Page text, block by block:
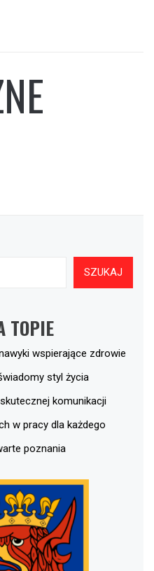
SZUKAJ
TOPIE
wspierające zdrowie
styl życia
komunikacji
w pracy dla każdego
poznania